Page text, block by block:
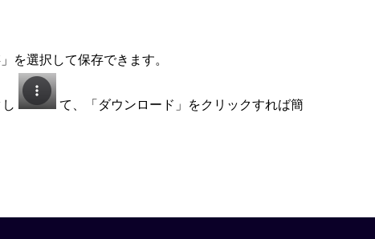
を選択して保存できます。
て、「ダウンロード」をクリックすれば簡